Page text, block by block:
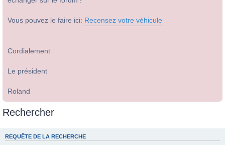
Vous pouvez le faire ici: Recensez votre véhicule
Cordialement
Le président
Roland
Rechercher
REQUÊTE DE LA RECHERCHE